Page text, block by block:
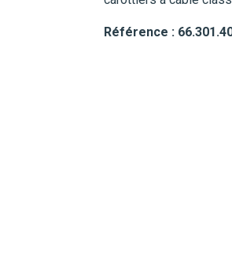
Référence :